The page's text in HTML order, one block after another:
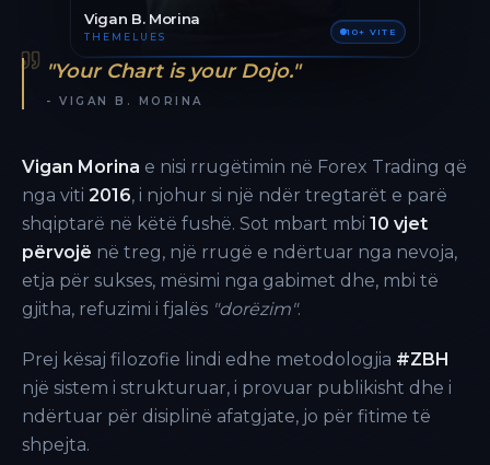
Vigan B. Morina
THEMELUES 10+ VITE
"Your Chart is your Dojo."
- VIGAN B. MORINA
Vigan Morina e nisi rrugëtimin në Forex Trading që
nga viti 2016, i njohur si një ndër tregtarët e parë
shqiptarë në këtë fushë. Sot mbart mbi 10 vjet
përvojë në treg, një rrugë e ndërtuar nga nevoja,
etja për sukses, mësimi nga gabimet dhe, mbi të
gjitha, refuzimi i fjalës "dorëzim".
Prej kësaj filozofie lindi edhe metodologjia #ZBH
një sistem i strukturuar, i provuar publikisht dhe i
ndërtuar për disiplinë afatgjate, jo për fitime të
shpejta.